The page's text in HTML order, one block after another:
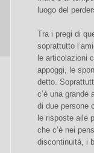
luogo del
Tra i pregi di
soprattutto
le articolazioni
appoggi, le
detto.
c’è una grande
di due persone
le risposte alle
che c’è nei
discontinuità, i